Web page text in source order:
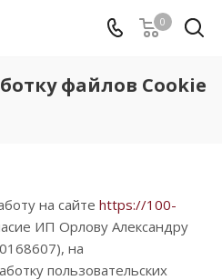
0
файлов Cookie
на сайте https://100-
ИП Орлову Александру
на
пользовательских